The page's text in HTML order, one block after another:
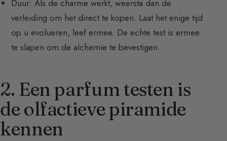
Duur: Als de charme werkt, weersta dan de
verleiding om het direct te kopen. Laat het enige tijd
op u evolueren, leef ermee. De echte test is ermee
te slapen om de alchemie te bevestigen.
2. Een parfum testen is
de olfactieve piramide
kennen